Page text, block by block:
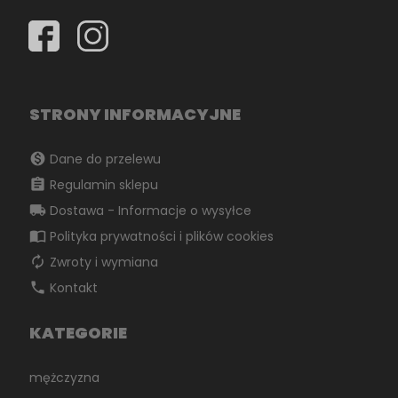
STRONY INFORMACYJNE
monetization_on Dane do przelewu
assignment Regulamin sklepu
local_shipping Dostawa - Informacje o wysyłce
import_contacts Polityka prywatności i plików cookies
autorenew Zwroty i wymiana
phone Kontakt
KATEGORIE
mężczyzna